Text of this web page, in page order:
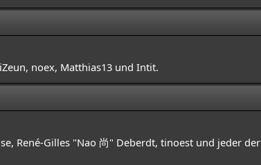
noex, Matthias13 und Intit.
René-Gilles "Nao 尚" Deberdt, tinoest und jeder der